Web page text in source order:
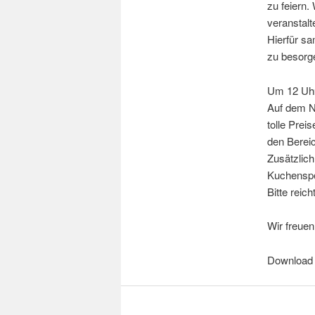
zu feiern.
Hierfür
zu
Um 12
Auf dem
tolle
den
Bitte
Wir